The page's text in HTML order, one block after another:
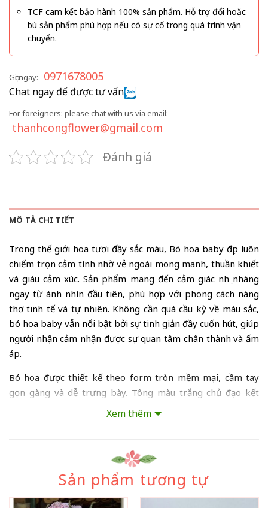
TCF cam kết bảo hành 100% sản phẩm. Hỗ trợ đổi hoặc
bù sản phẩm phù hợp nếu có sự cố trong quá trình vận
chuyển.
Gọi ngay: 0971678005
Chat ngay để được tư vấn
For foreigners: please chat with us via email:
thanhcongflower@gmail.com
Đánh giá
MÔ TẢ CHI TIẾT
Trong thế giới hoa tươi đầy sắc màu, Bó hoa baby đẹp luôn
chiếm trọn cảm tình nhờ vẻ ngoài mong manh, thuần khiết
và giàu cảm xúc. Sản phẩm mang đến cảm giác nhẹ nhàng
ngay từ ánh nhìn đầu tiên, phù hợp với phong cách nàng
thơ tinh tế và tự nhiên. Không cần quá cầu kỳ về màu sắc,
bó hoa baby vẫn nổi bật bởi sự tinh giản đầy cuốn hút, giúp
người nhận cảm nhận được sự quan tâm chân thành và ấm
áp.
Bó hoa được thiết kế theo form tròn mềm mại, cầm tay
gọn gàng và dễ trưng bày. Tông màu trắng chủ đạo kết
hợp cùng lớp giấy gói xanh pastel tạo nên tổng thể hài hòa,
muốn gửi gắm thông điệp yêu thương một cách nhẹ nhàng.
Thành Phần Và Số Lượng Hoa Trong Bó Hoa
Xem thêm
Sản phẩm tương tự